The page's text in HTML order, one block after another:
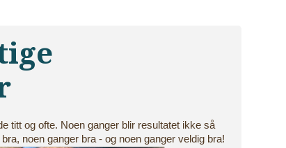
titt og ofte. Noen ganger blir resultatet ikke så
noen ganger bra - og noen ganger veldig bra!